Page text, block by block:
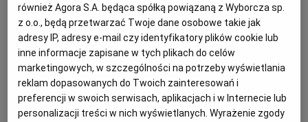
Ogłoszenia z kategorii Przetargi
Bank Polskiej Spółdzielczości S.A. ogłasza przetarg
nieograniczony na budowę parkingu naziemnego
również Agora S.A. będąca spółką powiązaną z Wyborcza sp.
z o.o., będą przetwarzać Twoje dane osobowe takie jak
adresy IP, adresy e-mail czy identyfikatory plików cookie lub
inne informacje zapisane w tych plikach do celów
marketingowych, w szczególności na potrzeby wyświetlania
reklam dopasowanych do Twoich zainteresowań i
preferencji w swoich serwisach, aplikacjach i w Internecie lub
personalizacji treści w nich wyświetlanych. Wyrażenie zgody